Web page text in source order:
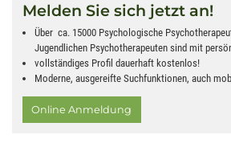
Melden Sie sich jetzt an!
Über ca. 15000 Psychologische
Jugendlichen Psychotherapeuten sind mit
vollständiges Profil dauerhaft kostenlos!
Moderne, ausgereifte Suchfunktionen, auch
Online Anmeldung